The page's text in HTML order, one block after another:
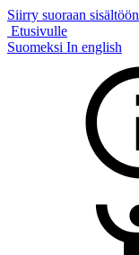
Siirry suoraan sisältöön
Etusivulle
Suomeksi In english